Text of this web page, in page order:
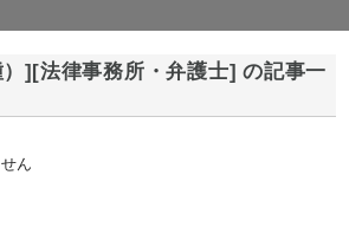
][法律事務所・弁護士] の記事一
ん